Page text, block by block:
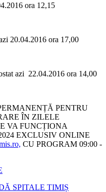
ora 12,15
20.04.2016 ora 17,00
azi 22.04.2016 ora 14,00
PENTRU
ÎN ZILELE
VA FUNCȚIONA
EXCLUSIV ONLINE
CU PROGRAM 09:00 -
SPITALE TIMIȘ